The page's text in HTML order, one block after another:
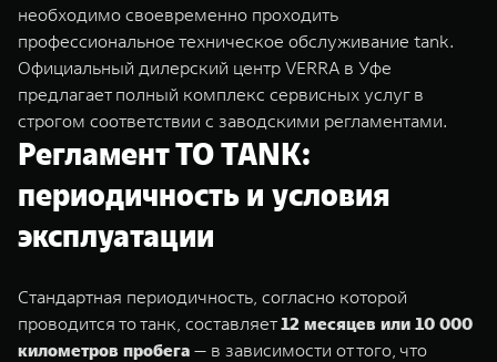
необходимо своевременно проходить
профессиональное техническое обслуживание tank.
Официальный дилерский центр VERRA в Уфе
предлагает полный комплекс сервисных услуг в
строгом соответствии с заводскими регламентами.
Регламент ТО TANK:
периодичность и условия
эксплуатации
Стандартная периодичность, согласно которой
проводится то танк, составляет12 месяцев или 10 000
километров пробега — в зависимости от того, что